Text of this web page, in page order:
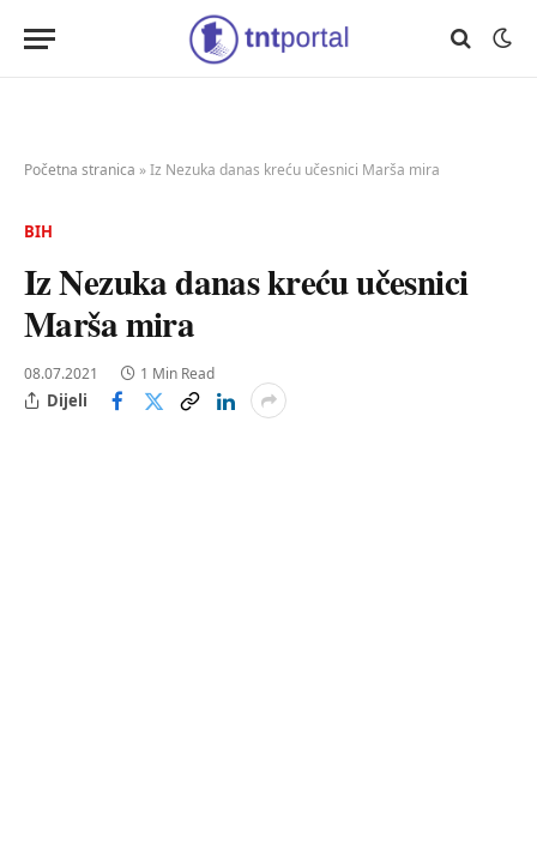
Početna stranica »Iz Nezuka danas kreću učesnici Marša mira
BIH
Iz Nezuka danas kreću učesnici
Marša mira
08.07.2021 1 Min Read
Dijeli